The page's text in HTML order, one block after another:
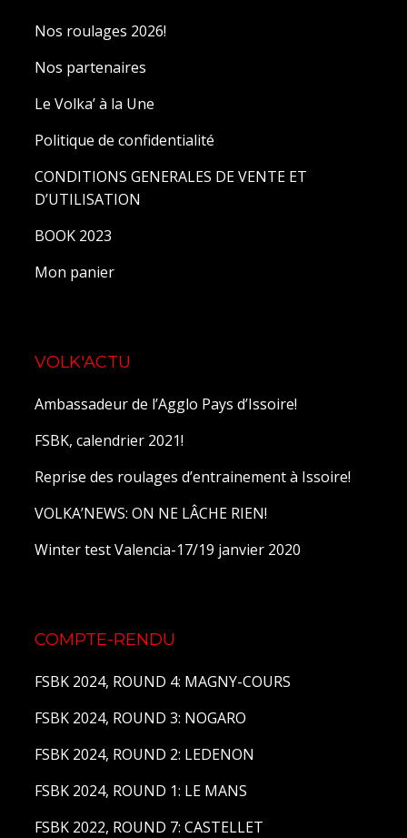
Nos roulages 2026!
Nos partenaires
Le Volka’ à la Une
Politique de confidentialité
CONDITIONS GENERALES DE VENTE ET
D’UTILISATION
BOOK 2023
Mon panier
VOLK'ACTU
Ambassadeur de l’Agglo Pays d’Issoire!
FSBK, calendrier 2021!
Reprise des roulages d’entrainement à Issoire!
VOLKA’NEWS: ON NE LÂCHE RIEN!
Winter test Valencia-17/19 janvier 2020
COMPTE-RENDU
FSBK 2024, ROUND 4: MAGNY-COURS
FSBK 2024, ROUND 3: NOGARO
FSBK 2024, ROUND 2: LEDENON
FSBK 2024, ROUND 1: LE MANS
FSBK 2022, ROUND 7: CASTELLET